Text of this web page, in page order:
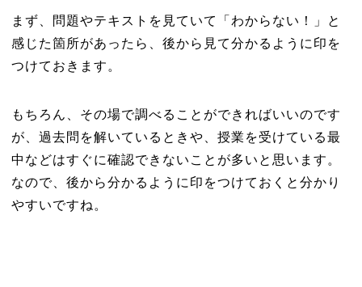
まず、問題やテキストを見ていて「わからない！」と
感じた箇所があったら、後から見て分かるように印を
つけておきます。
もちろん、その場で調べることができればいいのです
が、過去問を解いているときや、授業を受けている最
中などはすぐに確認できないことが多いと思います。
なので、後から分かるように印をつけておくと分かり
やすいですね。